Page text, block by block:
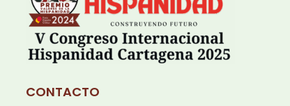
CONTACTO